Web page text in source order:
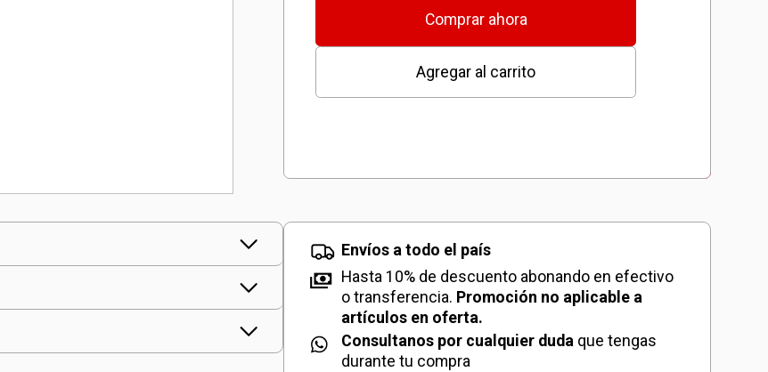
18
Solo
cantidad
Comprar ahora
Agregar al carrito
Envíos a todo el país
Hasta 10% de descuento abonando en efectivo
o transferencia. Promoción no aplicable a
artículos en oferta.
Consultanos por cualquier duda que tengas
durante tu compra